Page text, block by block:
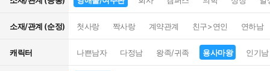
소재/관계 (순정) 첫사랑 짝사랑 계약관계 친구>연인 연하남
캐릭터 나쁜남자 다정남 왕족/귀족 용사마왕 인기남